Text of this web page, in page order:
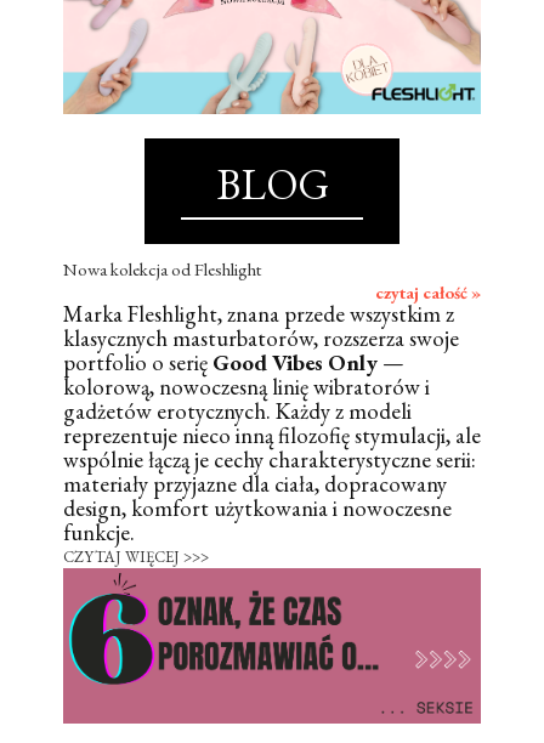
BLOG
Nowa kolekcja od Fleshlight
czytaj całość »
Marka Fleshlight, znana przede wszystkim z
klasycznych masturbatorów, rozszerza swoje
portfolio o serię Good Vibes Only —
kolorową, nowoczesną linię wibratorów i
gadżetów erotycznych. Każdy z modeli
reprezentuje nieco inną filozofię stymulacji, ale
wspólnie łączą je cechy charakterystyczne serii:
materiały przyjazne dla ciała, dopracowany
design, komfort użytkowania i nowoczesne
funkcje.
CZYTAJ WIĘCEJ >>>